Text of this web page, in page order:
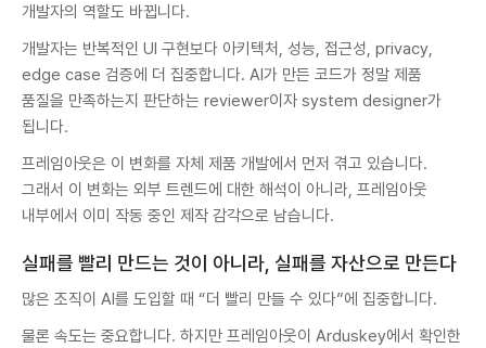
개발자의 역할도 바뀝니다.
개발자는 반복적인 UI 구현보다 아키텍처, 성능, 접근성, privacy,
edge case 검증에 더 집중합니다. AI가 만든 코드가 정말 제품
품질을 만족하는지 판단하는 reviewer이자 system designer가
됩니다.
프레임아웃은 이 변화를 자체 제품 개발에서 먼저 겪고 있습니다.
그래서 이 변화는 외부 트렌드에 대한 해석이 아니라, 프레임아웃
내부에서 이미 작동 중인 제작 감각으로 남습니다.
실패를 빨리 만드는 것이 아니라, 실패를 자산으로 만든다
많은 조직이 AI를 도입할 때 “더 빨리 만들 수 있다”에 집중합니다.
물론 속도는 중요합니다. 하지만 프레임아웃이 Arduskey에서 확인한